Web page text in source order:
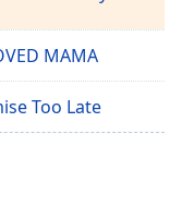
MAMA
Too Late